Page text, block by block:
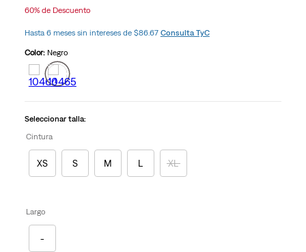
medio
valoración.
Read
a
Review.
Enlace
página.
60%de Descuento
Hasta 6 meses sin intereses de $86.67 Consulta TyC
Color: Negro
Seleccionar talla:
Cintura
XS S M L XL
Largo
-